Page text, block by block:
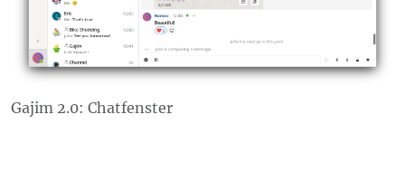
Gajim 2.0: Chatfenster